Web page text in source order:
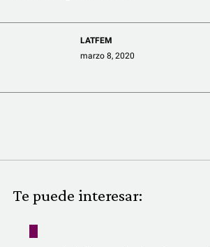
REDACCIÓN ABIERTA
LATFEMLAB.
QUIÉNES SOMOS
LATFEM
marzo 8, 2020
Te puede interesar: